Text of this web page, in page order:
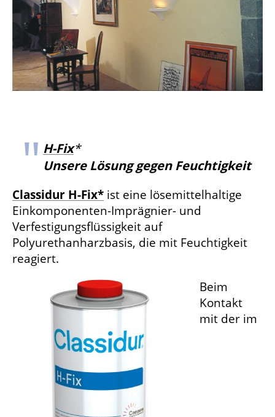
H-Fix*
Unsere Lösung gegen Feuchtigkeit
Classidur H-Fix* ist eine lösemittelhaltige
Einkomponenten-Imprägnier- und
Verfestigungsflüssigkeit auf
Polyurethanharzbasis, die mit Feuchtigkeit
reagiert.
Beim
Kontakt
mit der im